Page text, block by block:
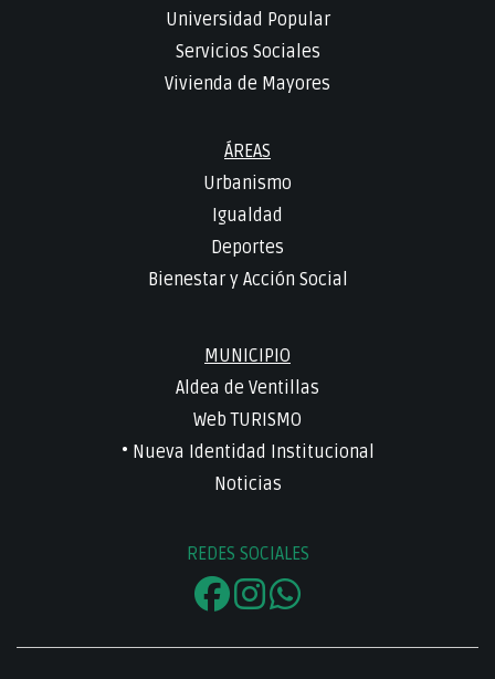
Universidad Popular
Servicios Sociales
Vivienda de Mayores
ÁREAS
Urbanismo
Igualdad
Deportes
Bienestar y Acción Social
MUNICIPIO
Aldea de Ventillas
Web TURISMO
• Nueva Identidad Institucional
Noticias
REDES SOCIALES